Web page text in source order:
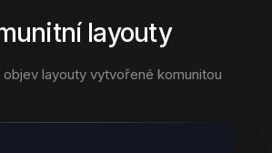
layouty
objev layouty vytvořené komunitou